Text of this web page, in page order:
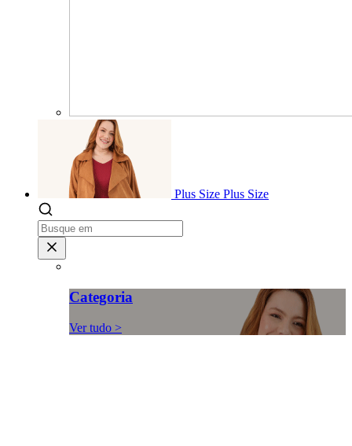
Plus Size Plus Size
Categoria
Ver tudo >